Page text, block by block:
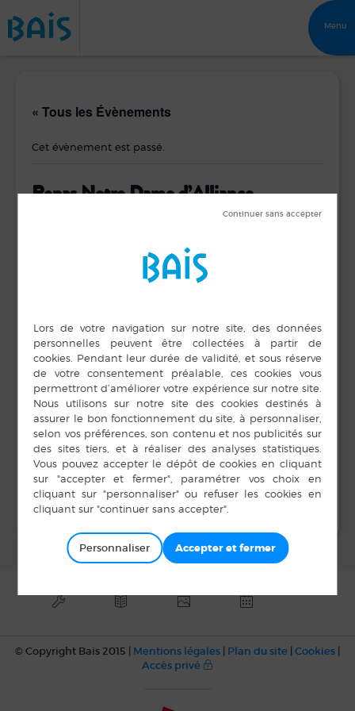
Menu
« Tous les Évènements
Cet évènement est passé.
Repas Notre Dame d’Alliance
28 janvier 2017
Heure :
19 h 00 min
LIEU
Salle Unisson
ORGANISATEUR
Téléphone
02 99 76 58 06
E-mail
apel.bais@gmail.com
Réveillon – Club de l’Espérance
© Copyright Bais 2015 | Mentions légales | Plan du site | Cookies |
Accès privé
Personnaliser